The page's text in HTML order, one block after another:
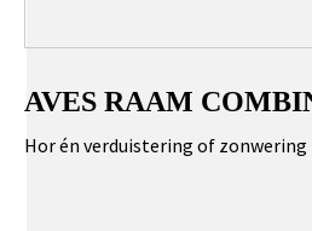
AVES RAAM
Hor én verduistering of zonwering